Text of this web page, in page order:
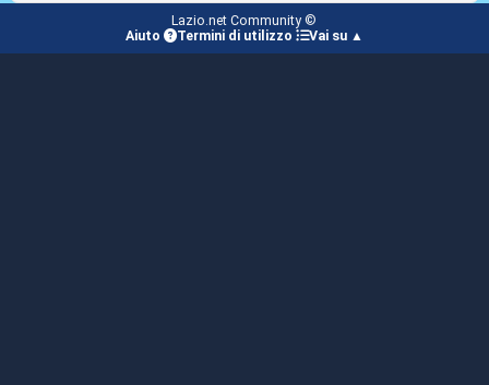
Lazio.net Community ©
Aiuto
Termini di utilizzo Vai su ▲